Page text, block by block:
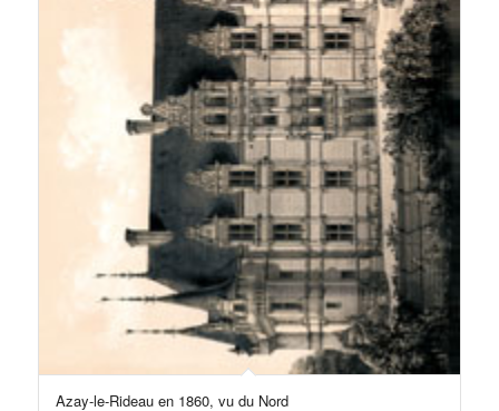
Azay-le-Rideau en 1860, vu du Nord